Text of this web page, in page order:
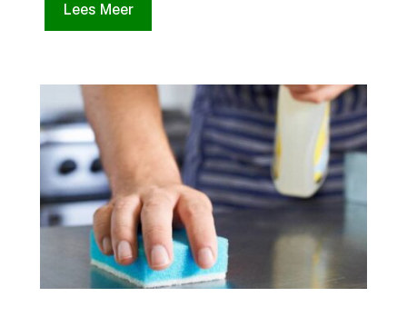
Lees Meer